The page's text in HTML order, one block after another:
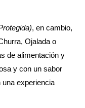
, en cambio,
Ojalada o
de alimentación y
y con un sabor
una experiencia